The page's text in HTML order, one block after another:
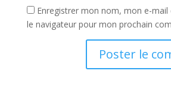
Enregistrer mon nom, mon e-
le navigateur pour mon prochain